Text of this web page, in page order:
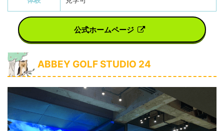
公式ホームページ
ABBEY GOLF STUDIO 24